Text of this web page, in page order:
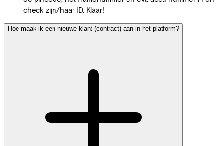
check zijn/haar ID. Klaar!
Hoe maak ik een nieuwe klant (contract) aan in het platform?